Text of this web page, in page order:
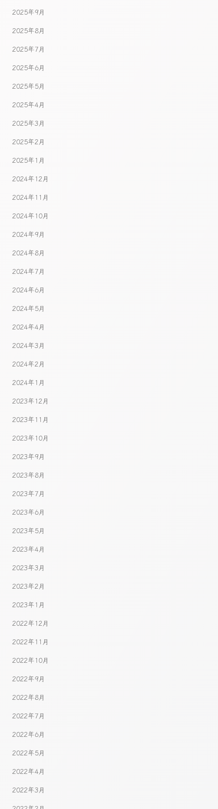
2025年9月
2025年8月
2025年7月
2025年6月
2025年5月
2025年4月
2025年3月
2025年2月
2025年1月
2024年12月
2024年11月
2024年10月
2024年9月
2024年8月
2024年7月
2024年6月
2024年5月
2024年4月
2024年3月
2024年2月
2024年1月
2023年12月
2023年11月
2023年10月
2023年9月
2023年8月
2023年7月
2023年6月
2023年5月
2023年4月
2023年3月
2023年2月
2023年1月
2022年12月
2022年11月
2022年10月
2022年9月
2022年8月
2022年7月
2022年6月
2022年5月
2022年4月
2022年3月